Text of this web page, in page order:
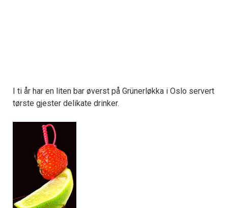
I ti år har en liten bar øverst på Grünerløkka i Oslo servert
tørste gjester delikate drinker.